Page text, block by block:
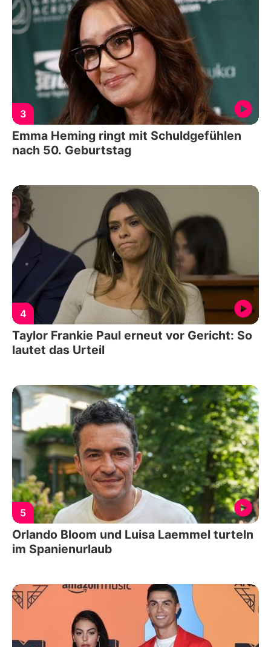
3
Emma Heming ringt mit Schuldgefühlen
nach 50. Geburtstag
4
Taylor Frankie Paul erneut vor Gericht: So
lautet das Urteil
5
Orlando Bloom und Luisa Laemmel turteln
im Spanienurlaub